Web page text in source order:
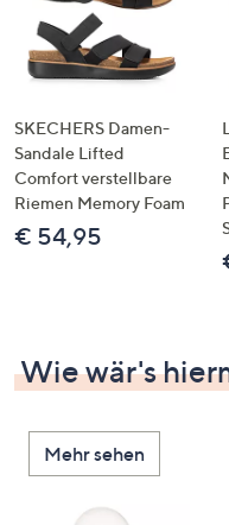
SKECHERS Damen-
Sandale Lifted
Comfort verstellbare
Riemen Memory Foam
€ 54,95
Wie wär's
Mehr sehen